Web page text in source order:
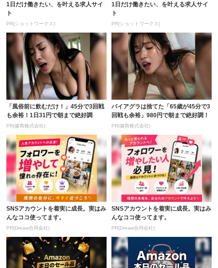
1日だけ働きたい、を叶える求人サイ
ト
PR(ショットワークス)
1日だけ働きたい、を叶える求人サイ
ト
PR(ショットワークス)
「風俗前に飲むだけ！」45分で3回戦
も余裕！1日31円で朝まで絶好調
PR(健商株式会社)
バイアグラは捨てた「65歳が45分で3
回戦も余裕」980円で朝まで絶好調！
PR(健商株式会社)
SNSアカウントを着実に成長。実はみ
んなココ使ってます。
PR(Dreaw合同会社)
SNSアカウントを着実に成長。実はみ
んなココ使ってます。
PR(Dreaw合同会社)